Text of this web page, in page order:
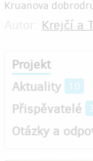
Kruanova
Krejčí a
Projekt
Aktuality
10
Přispěvatelé
Otázky a